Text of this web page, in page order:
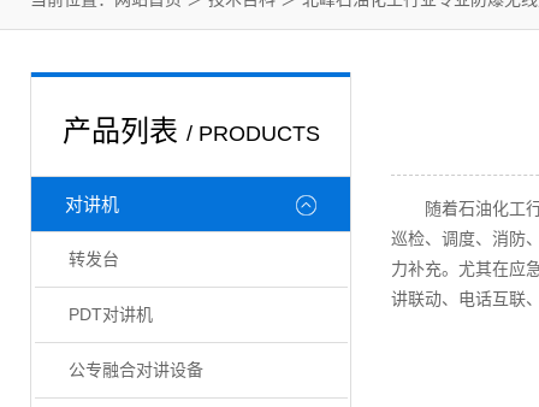
产品列表 / PRODUCTS
对讲机
转发台
PDT对讲机
公专融合对讲设备
随着石油化工行
巡检、调度、消防
力补充。尤其在应
讲联动、电话互联